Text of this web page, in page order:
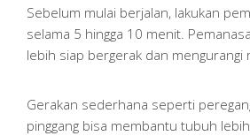
Sebelum mulai berjalan, lakukan
selama 5 hingga 10 menit.
lebih siap bergerak dan mengurangi
Gerakan sederhana seperti
pinggang bisa membantu tubuh